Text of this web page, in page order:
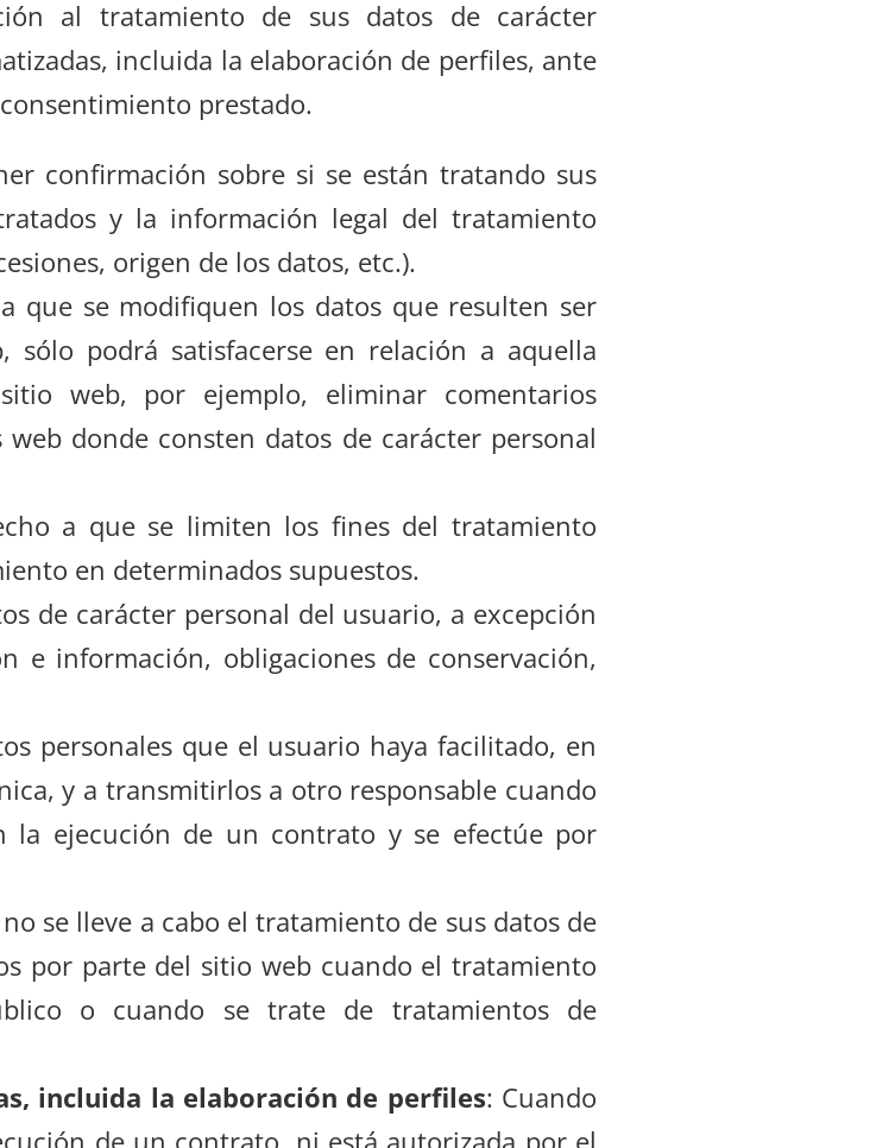
al tratamiento de sus datos de carácter
incluida la elaboración de perfiles, ante
prestado.
confirmación sobre si se están tratando sus
y la información legal del tratamiento
origen de los datos, etc.).
que se modifiquen los datos que resulten ser
podrá satisfacerse en relación a aquella
web, por ejemplo, eliminar comentarios
donde consten datos de carácter personal
a que se limiten los fines del tratamiento
en determinados supuestos.
de carácter personal del usuario, a excepción
e información, obligaciones de conservación,
personales que el usuario haya facilitado, en
y a transmitirlos a otro responsable cuando
la ejecución de un contrato y se efectúe por
se lleve a cabo el tratamiento de sus datos de
por parte del sitio web cuando el tratamiento
o cuando se trate de tratamientos de
incluida la elaboración de perfiles: Cuando
de un contrato, ni está autorizada por el